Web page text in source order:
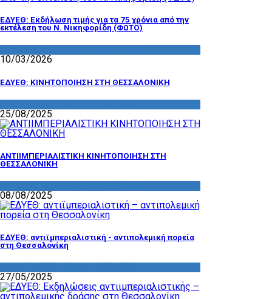
ΕΔΥΕΘ: Εκδήλωση τιμής για τα 75 χρόνια από την
εκτέλεση του Ν. Νικηφορίδη (ΦΩΤΟ)
10/03/2026
ΕΔΥΕΘ: ΚΙΝΗΤΟΠΟΙΗΣΗ ΣΤΗ ΘΕΣΣΑΛΟΝΙΚΗ
25/08/2025
ΑΝΤΙΙΜΠΕΡΙΑΛΙΣΤΙΚΗ ΚΙΝΗΤΟΠΟΙΗΣΗ ΣΤΗ
ΘΕΣΣΑΛΟΝΙΚΗ
08/08/2025
ΕΔΥΕΘ: αντιϊμπεριαλιστική - αντιπολεμική πορεία
στη Θεσσαλονίκη
27/05/2025